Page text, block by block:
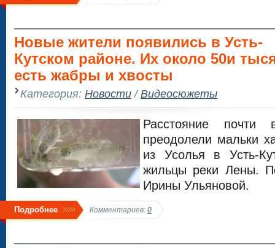
Новые жители появились в Усть-
Кутском районе. Их около 50и
есть жабры и хвосты
Категория: Новости/Видеосюжеты
Расстояние почти
преодолели мальки
из Усолья в Усть-
жильцы реки Лены.
Ирины Ульяновой.
Подробнее Комментариев: 0